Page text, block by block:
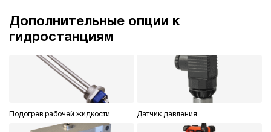
Дополнительные опции к
гидростанциям
Подогрев рабочей жидкости Датчик давления